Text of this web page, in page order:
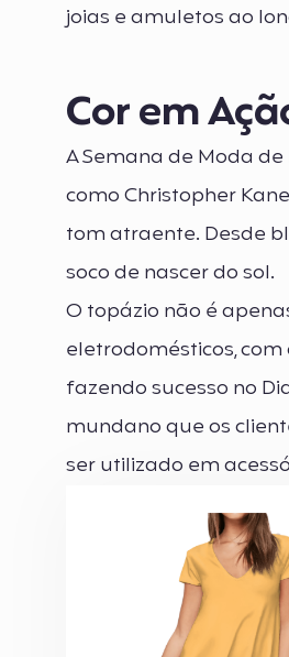
joias e amuletos ao
Cor em
A Semana de Moda
como Christopher
tom atraente. Desde
soco de nascer do sol.
O topázio não é
eletrodomésticos,
fazendo sucesso no
mundano que os
ser utilizado em